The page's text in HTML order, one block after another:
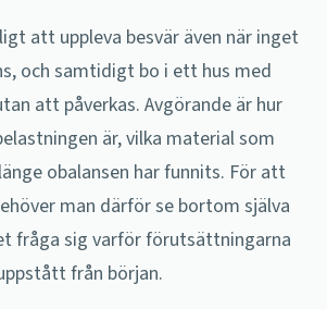
att uppleva besvär även när inget
och samtidigt bo i ett hus med
att påverkas. Avgörande är hur
är, vilka material som
obalansen har funnits. För att
man därför se bortom själva
fråga sig varför förutsättningarna
från början.